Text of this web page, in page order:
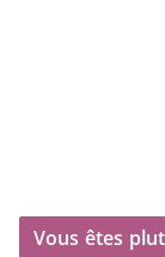
Vous êtes